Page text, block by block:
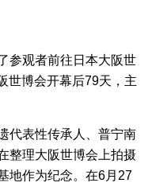
观者前往日本大阪世
世博会开幕后79天，主
表性传承人、普宁南
整理大阪世博会上拍摄
地作为纪念。在6月27